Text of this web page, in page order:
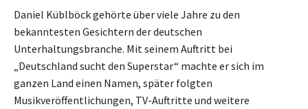
Daniel Küblböck gehörte über viele Jahre zu den
bekanntesten Gesichtern der deutschen
Unterhaltungsbranche. Mit seinem Auftritt bei
„Deutschland sucht den Superstar“ machte er sich im
ganzen Land einen Namen, später folgten
Musikveröffentlichungen, TV-Auftritte und weitere